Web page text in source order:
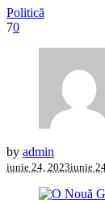
Politică
70
by admin
iunie 24, 2023iunie